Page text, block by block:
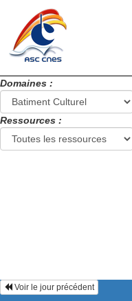
Domaines :
Ressources :
Voir le jour précédent